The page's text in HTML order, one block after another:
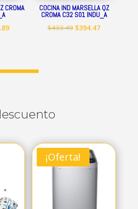
CROMA
El
COCINA IND MARSELLA QZ
CROMA C32 S01 INDU_A
$433.49 El
$394.47El
¡Oferta!